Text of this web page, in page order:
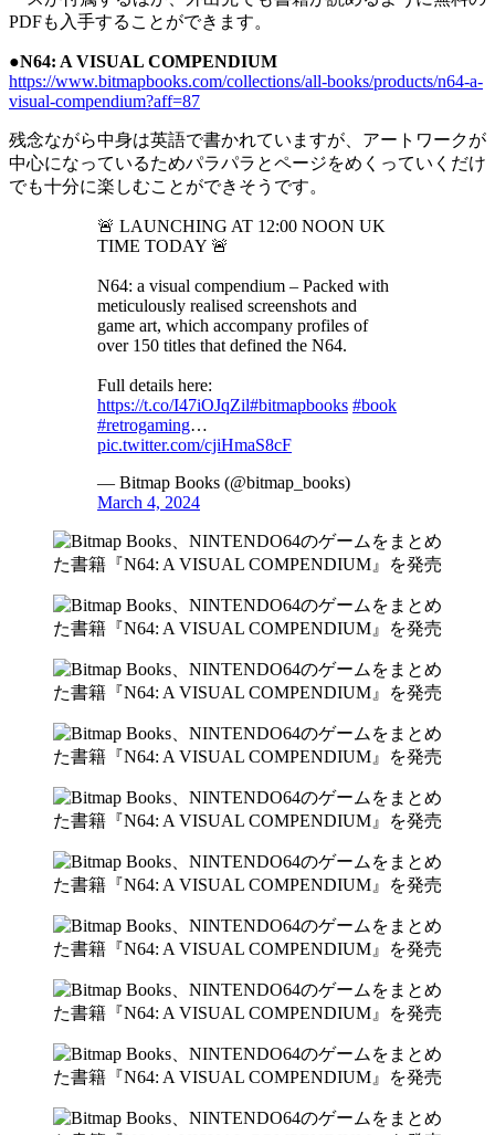
PDFも入手することができます。
●N64: A VISUAL COMPENDIUM
https://www.bitmapbooks.com/collections/all-books/products/n64-a-
visual-compendium?aff=87
残念ながら中身は英語で書かれていますが、アートワークが
中心になっているためパラパラとページをめくっていくだけ
でも十分に楽しむことができそうです。
🚨 LAUNCHING AT 12:00 NOON UK
TIME TODAY 🚨
N64: a visual compendium – Packed with
meticulously realised screenshots and
game art, which accompany profiles of
over 150 titles that defined the N64.
Full details here:
https://t.co/I47iOJqZil#bitmapbooks #book
#retrogaming…
pic.twitter.com/cjiHmaS8cF
— Bitmap Books (@bitmap_books)
March 4, 2024